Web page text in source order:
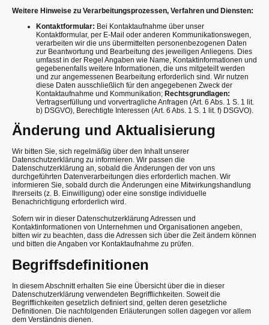
Weitere Hinweise zu Verarbeitungsprozessen, Verfahren und Diensten:
Kontaktformular: Bei Kontaktaufnahme über unser
Kontaktformular, per E-Mail oder anderen Kommunikationswegen,
verarbeiten wir die uns übermittelten personenbezogenen Daten
zur Beantwortung und Bearbeitung des jeweiligen Anliegens. Dies
umfasst in der Regel Angaben wie Name, Kontaktinformationen und
gegebenenfalls weitere Informationen, die uns mitgeteilt werden
und zur angemessenen Bearbeitung erforderlich sind. Wir nutzen
diese Daten ausschließlich für den angegebenen Zweck der
Kontaktaufnahme und Kommunikation; Rechtsgrundlagen:
Vertragserfüllung und vorvertragliche Anfragen (Art. 6 Abs. 1 S. 1 lit.
b) DSGVO), Berechtigte Interessen (Art. 6 Abs. 1 S. 1 lit. f) DSGVO).
Änderung und Aktualisierung
Wir bitten Sie, sich regelmäßig über den Inhalt unserer
Datenschutzerklärung zu informieren. Wir passen die
Datenschutzerklärung an, sobald die Änderungen der von uns
durchgeführten Datenverarbeitungen dies erforderlich machen. Wir
informieren Sie, sobald durch die Änderungen eine Mitwirkungshandlung
Ihrerseits (z. B. Einwilligung) oder eine sonstige individuelle
Benachrichtigung erforderlich wird.
Sofern wir in dieser Datenschutzerklärung Adressen und
Kontaktinformationen von Unternehmen und Organisationen angeben,
bitten wir zu beachten, dass die Adressen sich über die Zeit ändern können
und bitten die Angaben vor Kontaktaufnahme zu prüfen.
Begriffsdefinitionen
In diesem Abschnitt erhalten Sie eine Übersicht über die in dieser
Datenschutzerklärung verwendeten Begrifflichkeiten. Soweit die
Begrifflichkeiten gesetzlich definiert sind, gelten deren gesetzliche
Definitionen. Die nachfolgenden Erläuterungen sollen dagegen vor allem
dem Verständnis dienen.